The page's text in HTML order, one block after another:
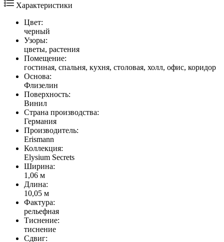
Характеристики
Цвет:
черный
Узоры:
цветы, растения
Помещение:
гостиная, спальня, кухня, столовая, холл, офис, коридор
Основа:
Флизелин
Поверхность:
Винил
Страна производства:
Германия
Производитель:
Erismann
Коллекция:
Elysium Secrets
Ширина:
1,06 м
Длина:
10,05 м
Фактура:
рельефная
Тиcнение:
тиснение
Сдвиг: